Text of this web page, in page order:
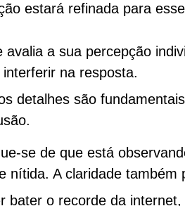
estará refinada para esse
avalia a sua percepção
interferir na resposta.
detalhes são
se de que está
nítida. A claridade também
bater o recorde da